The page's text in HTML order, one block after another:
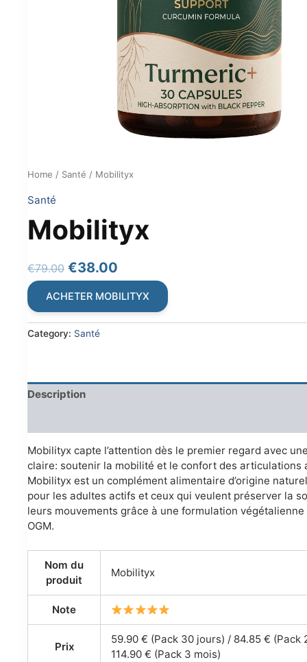
Home / Santé / Mobilityx
Santé
Mobilityx
€79.00 Original
€79.00.
€38.00
€38.00.
ACHETER MOBILITYX
Category: Santé
Description
Mobilityx capte l’attention dès le premier regard avec
claire: soutenir la mobilité et le confort des articulations
Mobilityx est un complément alimentaire d’origine
pour les adultes actifs et ceux qui veulent préserver la
leurs mouvements grâce à une formulation végétalienne
OGM.
Nom du
produit
Mobilityx
Note
Prix
59.90 € (Pack 30 jours) / 84.85 € (Pack
114.90 € (Pack 3 mois)